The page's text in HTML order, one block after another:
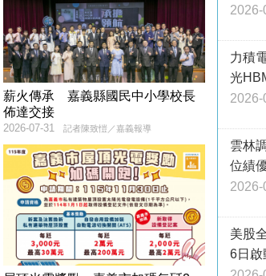
薪火傳承 嘉義縣國民中小學校長
佈達交接
記者陳致愷／嘉義報導
2026-07-31
2026-
力積
光
2026-
雲林
位績
2026-
美股
6日啟